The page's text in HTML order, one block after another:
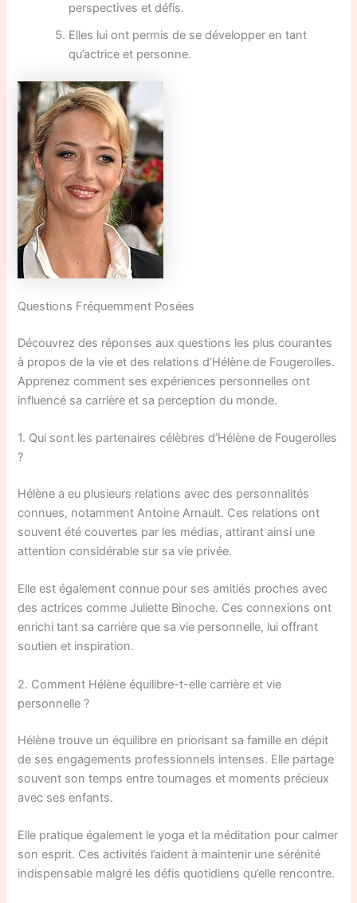
perspectives et défis.
Elles lui ont permis de se développer en tant
qu’actrice et personne.
Questions Fréquemment Posées
Découvrez des réponses aux questions les plus courantes
à propos de la vie et des relations d’Hélène de Fougerolles.
Apprenez comment ses expériences personnelles ont
influencé sa carrière et sa perception du monde.
1. Qui sont les partenaires célèbres d’Hélène de Fougerolles
?
Hélène a eu plusieurs relations avec des personnalités
connues, notamment Antoine Arnault. Ces relations ont
souvent été couvertes par les médias, attirant ainsi une
attention considérable sur sa vie privée.
Elle est également connue pour ses amitiés proches avec
des actrices comme Juliette Binoche. Ces connexions ont
enrichi tant sa carrière que sa vie personnelle, lui offrant
soutien et inspiration.
2. Comment Hélène équilibre-t-elle carrière et vie
personnelle ?
Hélène trouve un équilibre en priorisant sa famille en dépit
de ses engagements professionnels intenses. Elle partage
souvent son temps entre tournages et moments précieux
avec ses enfants.
Elle pratique également le yoga et la méditation pour calmer
son esprit. Ces activités l’aident à maintenir une sérénité
indispensable malgré les défis quotidiens qu’elle rencontre.